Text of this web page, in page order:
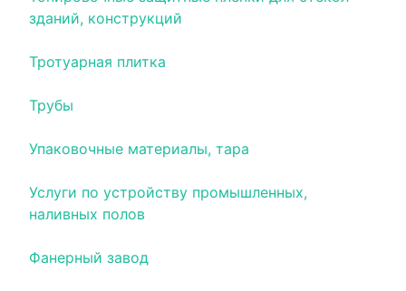
зданий, конструкций
Тротуарная плитка
Трубы
Упаковочные материалы, тара
Услуги по устройству промышленных,
наливных полов
Фанерный завод